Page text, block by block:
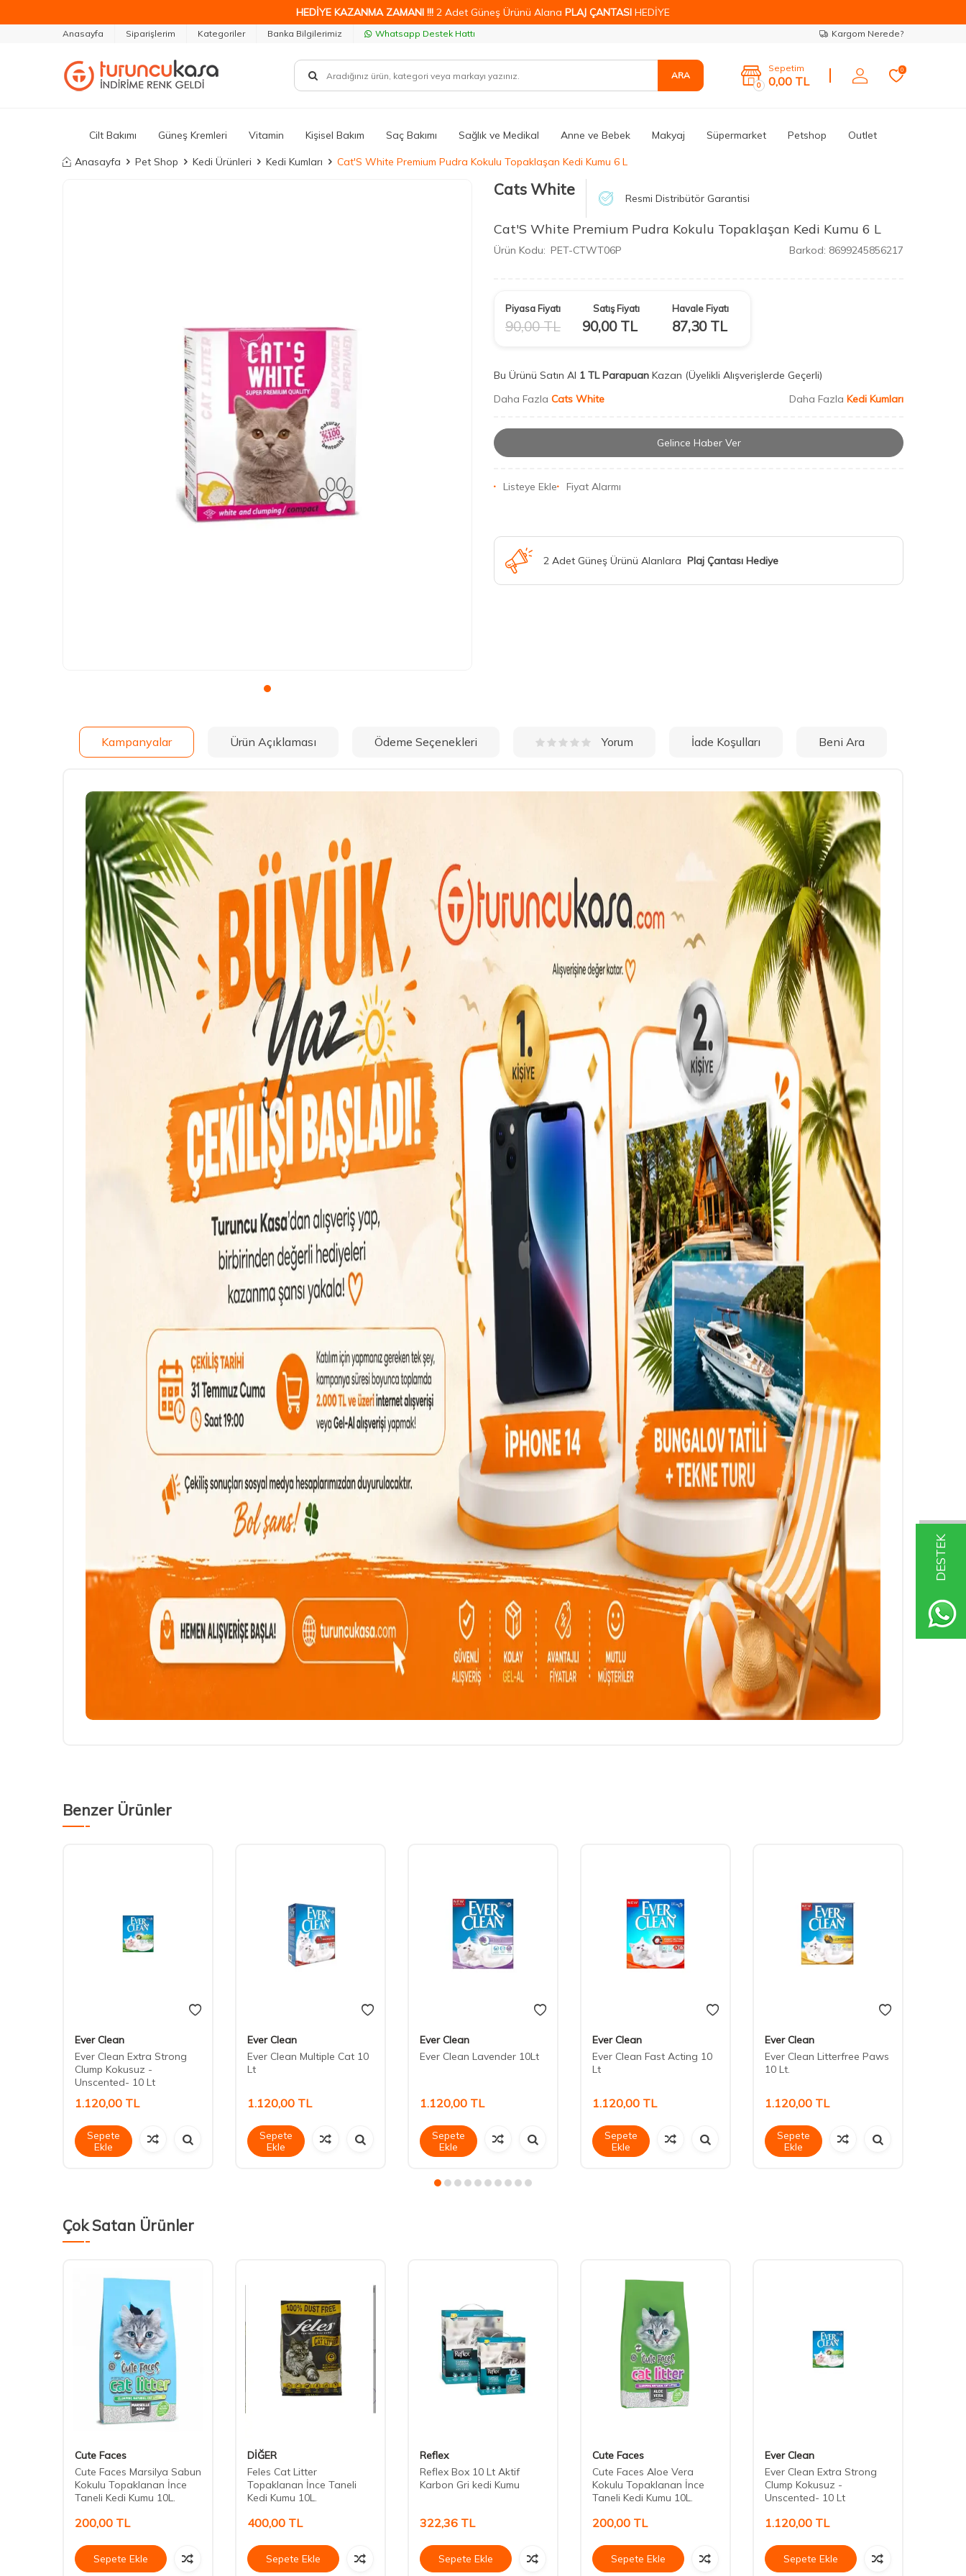
DESTEK
HEDİYE KAZANMA ZAMANI !!! 2 Adet Güneş Ürünü Alana PLAJ ÇANTASI HEDİYE
Anasayfa Siparişlerim Kategoriler Banka Bilgilerimiz Whatsapp Destek Hattı Kargom Nerede?
ARA
0
Sepetim
0,00 TL
0
Cilt Bakımı Güneş Kremleri Vitamin Kişisel Bakım Saç Bakımı Sağlık ve Medikal Anne ve Bebek Makyaj Süpermarket Petshop Outlet
Anasayfa Pet Shop Kedi Ürünleri Kedi Kumları Cat'S White Premium Pudra Kokulu Topaklaşan Kedi Kumu 6 L
Cats White Resmi Distribütör Garantisi
Cat'S White Premium Pudra Kokulu Topaklaşan Kedi Kumu 6 L
Ürün Kodu: PET-CTWT06P Barkod: 8699245856217
Piyasa Fiyatı
90,00TL
Satış Fiyatı
90,00TL
Havale Fiyatı
87,30TL
Bu Ürünü Satın Al 1 TL Parapuan Kazan (Üyelikli Alışverişlerde Geçerli)
Daha Fazla Cats White Daha Fazla Kedi Kumları
Gelince Haber Ver
Listeye Ekle Fiyat Alarmı
2 Adet Güneş Ürünü Alanlara Plaj Çantası Hediye
Kampanyalar Ürün Açıklaması Ödeme Seçenekleri Yorum İade Koşulları Beni Ara
Benzer Ürünler
Ever Clean
Ever Clean Extra Strong
Clump Kokusuz -
Unscented- 10 Lt
1.120,00 TL
Sepete
Ekle
Ever Clean
Ever Clean Multiple Cat 10
Lt
1.120,00 TL
Sepete
Ekle
Ever Clean
Ever Clean Lavender 10Lt
1.120,00 TL
Sepete
Ekle
Ever Clean
Ever Clean Fast Acting 10
Lt
1.120,00 TL
Sepete
Ekle
Ever Clean
Ever Clean Litterfree Paws
10 Lt.
1.120,00 TL
Sepete
Ekle
Çok Satan Ürünler
Cute Faces
Cute Faces Marsilya Sabun
Kokulu Topaklanan İnce
Taneli Kedi Kumu 10L.
200,00 TL
Sepete Ekle
DİĞER
Feles Cat Litter
Topaklanan İnce Taneli
Kedi Kumu 10L.
400,00 TL
Sepete Ekle
Reflex
Reflex Box 10 Lt Aktif
Karbon Gri kedi Kumu
322,36 TL
Sepete Ekle
Cute Faces
Cute Faces Aloe Vera
Kokulu Topaklanan İnce
Taneli Kedi Kumu 10L.
200,00 TL
Sepete Ekle
Ever Clean
Ever Clean Extra Strong
Clump Kokusuz -
Unscented- 10 Lt
1.120,00 TL
Sepete Ekle